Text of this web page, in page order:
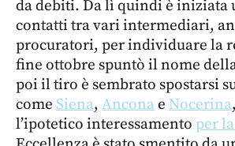
da debiti. Da lì quindi è iniziata
contatti tra vari intermediari,
procuratori, per individuare la
fine ottobre spuntò il nome
poi il tiro è sembrato spostarsi
come Siena, Anconae Nocerina
l’ipotetico interessamento per